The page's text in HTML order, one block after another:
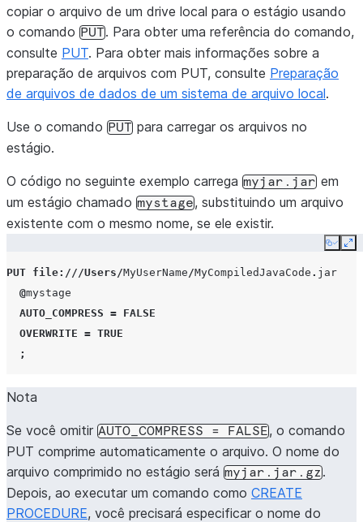
copiar o arquivo de um drive local para o estágio usando
o comando PUT. Para obter uma referência do comando,
consulte PUT. Para obter mais informações sobre a
preparação de arquivos com PUT, consulte Preparação
de arquivos de dados de um sistema de arquivo local.
Use o comando PUT para carregar os arquivos no
estágio.
O código no seguinte exemplo carrega myjar.jar em
um estágio chamado mystage, substituindo um arquivo
existente com o mesmo nome, se ele existir.
Copy
PUT file:///Users/MyUserName/MyCompiledJavaCode . jar
@mystage
AUTO_COMPRESS = FALSE
OVERWRITE = TRUE
;
Nota
Se você omitir AUTO_COMPRESS = FALSE, o comando
PUT comprime automaticamente o arquivo. O nome do
arquivo comprimido no estágio será myjar.jar.gz.
Depois, ao executar um comando como CREATE
PROCEDURE, você precisará especificar o nome do